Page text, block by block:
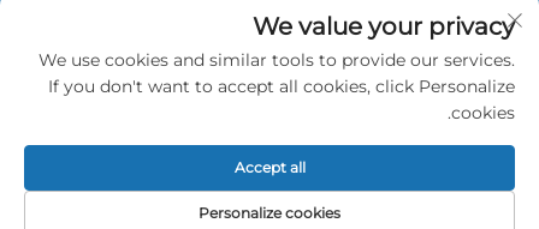
أرسل
We value your privacy
We use cookies and similar tools to provide our services.
If you don't want to accept all cookies, click Personalize
cookies.
Personalize cookies
Accept all